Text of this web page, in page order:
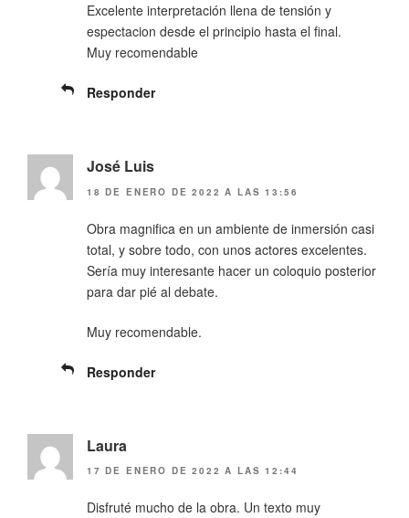
Excelente interpretación llena de tensión y
espectacion desde el principio hasta el final.
Muy recomendable
Responder
José Luis
18 DE ENERO DE 2022 A LAS 13:56
Obra magnifica en un ambiente de inmersión casi
total, y sobre todo, con unos actores excelentes.
Sería muy interesante hacer un coloquio posterior
para dar pié al debate.
Muy recomendable.
Responder
Laura
17 DE ENERO DE 2022 A LAS 12:44
Disfruté mucho de la obra. Un texto muy